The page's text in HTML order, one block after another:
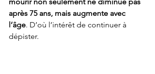
après 75 ans, mais augmente avec
l’âge. D’où l’intérêt de continuer à
dépister.